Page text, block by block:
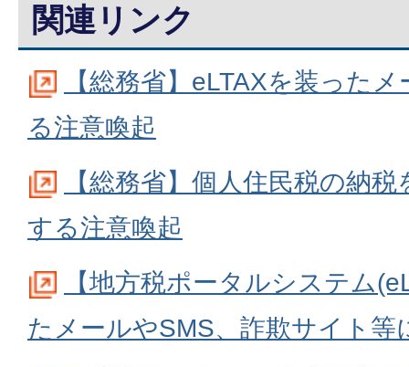
関連リンク
【総務省】eLTAXを装った
る注意喚起
【総務省】個人住民税の納
する注意喚起
【地方税ポータルシステム
たメールやSMS、詐欺サイト等